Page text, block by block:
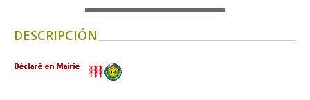
Descubrimiento del terruño
Recetas y productos locales
Pasear en menos
de cien
DESCRIPCIÓN